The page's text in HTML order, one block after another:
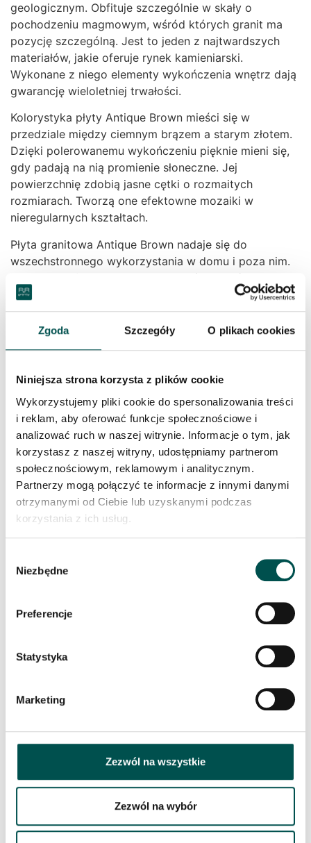
Zgoda Szczegóły O plikach cookies
Niniejsza strona korzysta z plików cookie
Wykorzystujemy pliki cookie do spersonalizowania treści
i reklam, aby oferować funkcje społecznościowe i
analizować ruch w naszej witrynie. Informacje o tym, jak
korzystasz z naszej witryny, udostępniamy partnerom
społecznościowym, reklamowym i analitycznym.
Partnerzy mogą połączyć te informacje z innymi danymi
otrzymanymi od Ciebie lub uzyskanymi podczas
korzystania z ich usług.
zgody
Niezbędne
Preferencje
Statystyka
Marketing
Zezwól na wszystkie
Zezwól na wybór
geologicznym. Obfituje szczególnie w skały o
pochodzeniu magmowym, wśród których granit ma
pozycję szczególną. Jest to jeden z najtwardszych
materiałów, jakie oferuje rynek kamieniarski.
Wykonane z niego elementy wykończenia wnętrz dają
gwarancję wieloletniej trwałości.
Kolorystyka płyty Antique Brown mieści się w
przedziale między ciemnym brązem a starym złotem.
Dzięki polerowanemu wykończeniu pięknie mieni się,
gdy padają na nią promienie słoneczne. Jej
powierzchnię zdobią jasne cętki o rozmaitych
rozmiarach. Tworzą one efektowne mozaiki w
nieregularnych kształtach.
Płyta granitowa Antique Brown nadaje się do
wszechstronnego wykorzystania w domu i poza nim.
To bardzo efektowny rodzaj wykończenia ścian i
podłóg. Może posłużyć również do urozmaicenia
elewacji i dekoracji ogrodu albo tarasu. Poza tym
doskonale sprawdzi się w salonie, np. jako obudowa
podświetlane schody. Poza tym Antique Brown to
parapetów, a także blatów kuchennych i
łazienkowych, które wspaniale komponują się z
jasnymi, przede wszystkim białymi meblami.
Szlachetny wygląd płyty Antique Brown sprawia, że
idealnie pasuje zarówno do wnętrza w stylu
klasycznym, utrzymanego w palecie kolorystycznej
beży i brązów, jak i do wnętrza nowoczesnego, w
którym króluje ascetyczna biel, przełamana odważnym